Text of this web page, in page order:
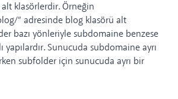
alt klasörlerdir. Örneğin
” adresinde blog klasörü alt
bazı yönleriyle subdomaine benzese
yapılardır. Sunucuda subdomaine ayrı
subfolder için sunucuda ayrı bir